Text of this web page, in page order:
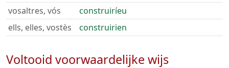
vosaltres, vós
construiríeu
ells, elles, vostès
construirien
Voltooid voorwaardelijke wijs